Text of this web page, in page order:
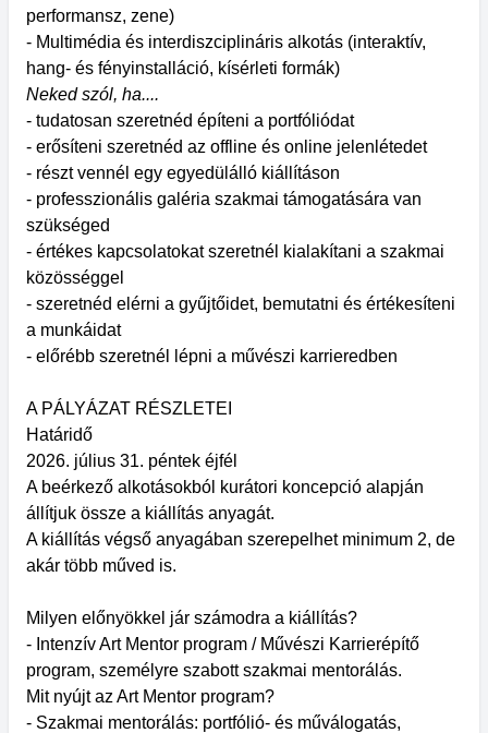
performansz, zene)
- Multimédia és interdiszciplináris alkotás (interaktív,
hang- és fényinstalláció, kísérleti formák)
Neked szól, ha....
- tudatosan szeretnéd építeni a portfóliódat
- erősíteni szeretnéd az offline és online jelenlétedet
- részt vennél egy egyedülálló kiállításon
- professzionális galéria szakmai támogatására van
szükséged
- értékes kapcsolatokat szeretnél kialakítani a szakmai
közösséggel
- szeretnéd elérni a gyűjtőidet, bemutatni és értékesíteni
a munkáidat
- előrébb szeretnél lépni a művészi karrieredben
A PÁLYÁZAT RÉSZLETEI
Határidő
2026. július 31. péntek éjfél
A beérkező alkotásokból kurátori koncepció alapján
állítjuk össze a kiállítás anyagát.
A kiállítás végső anyagában szerepelhet minimum 2, de
akár több műved is.
Milyen előnyökkel jár számodra a kiállítás?
- Intenzív Art Mentor program / Művészi Karrierépítő
program, személyre szabott szakmai mentorálás.
Mit nyújt az Art Mentor program?
- Szakmai mentorálás: portfólió- és műválogatás,